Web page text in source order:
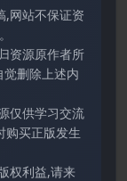
,网站不保证资
资源原作者所
删除上述内
仅供学习交流
购买正版发生
权利益,请来